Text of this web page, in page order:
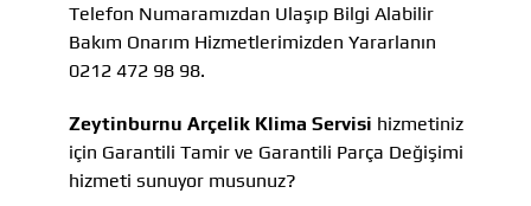
Telefon Numaramızdan Ulaşıp Bilgi Alabilir
Bakım Onarım Hizmetlerimizden Yararlanın
0212 472 98 98.
Zeytinburnu Arçelik Klima Servisi hizmetiniz
için Garantili Tamir ve Garantili Parça Değişimi
hizmeti sunuyor musunuz?